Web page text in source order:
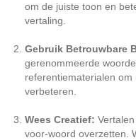
om de juiste toon en
vertaling.
Gebruik Betrouwbare
gerenommeerde
referentiematerialen
verbeteren.
Wees Creatief:
voor-woord overzetten.